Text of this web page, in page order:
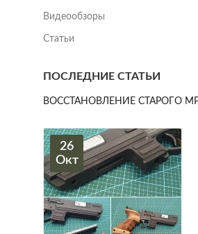
Видеообзоры
Статьи
ПОСЛЕДНИЕ СТАТЬИ
ВОССТАНОВЛЕНИЕ СТАРОГО
26
Окт